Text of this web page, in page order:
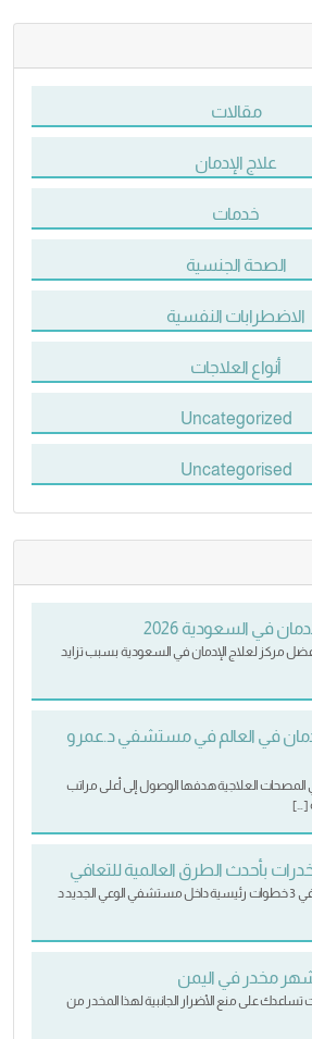
مقالات
علاج الإدمان
خدمات
الصحة الجنسية
الاضطرابات النفسية
أنواع العلاجات
Uncategorized
Uncategorised
في السعودية 2026
مركز لعلاج الإدمان في السعودية بسبب تزايد
في العالم في مستشفي د.عمرو
المصحات العلاجية هدفها الوصول إلى أعلى مراتب
[…]
بأحدث الطرق العالمية للتعافي
علاج الادمان من المخدرات في 3 خطوات رئيسية داخل مستشفي الوعي الجديد د
مخدر في اليمن
تساعدك على منع الأضرار الجانبية لهذا المخدر من